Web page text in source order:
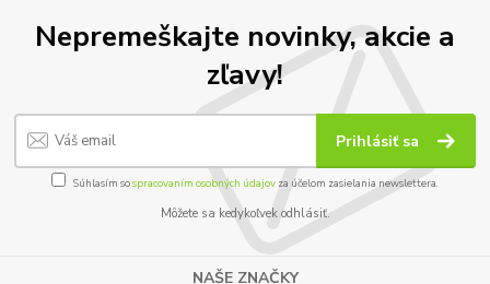
Nepremeškajte novinky, akcie a
zľavy!
Prihlásiť sa
Súhlasím sospracovaním osobných údajov za účelom zasielania newslettera.
Môžete sa kedykoľvek odhlásiť.
NAŠE ZNAČKY